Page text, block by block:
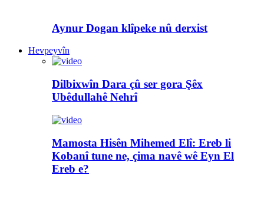
Aynur Dogan klîpeke nû derxist
Hevpeyvîn
Dilbixwîn Dara çû ser gora Şêx
Ubêdullahê Nehrî
Mamosta Hisên Mihemed Elî: Ereb li
Kobanî tune ne, çima navê wê Eyn El
Ereb e?